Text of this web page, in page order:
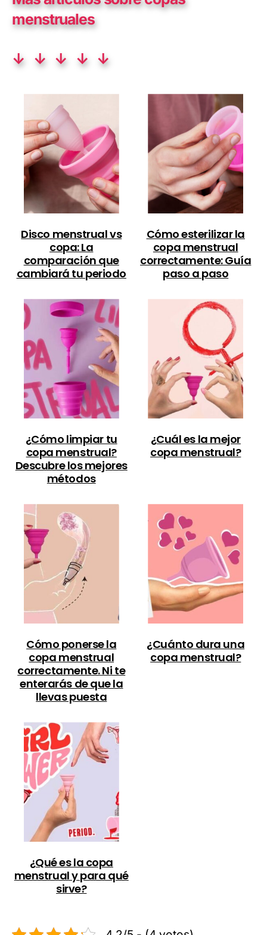
menstruales
↓ ↓ ↓ ↓ ↓
Disco menstrual vs
copa: La
comparación que
cambiará tu periodo
Cómo esterilizar la
copa menstrual
correctamente: Guía
paso a paso
¿Cómo limpiar tu
copa menstrual?
Descubre los mejores
métodos
¿Cuál es la mejor
copa menstrual?
Cómo ponerse la
copa menstrual
correctamente. Ni te
enterarás de que la
llevas puesta
¿Cuánto dura una
copa menstrual?
¿Qué es la copa
menstrual y para qué
sirve?